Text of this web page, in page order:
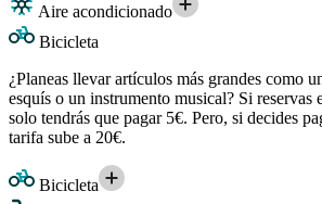
Aire acondicionado
Bicicleta
¿Planeas llevar artículos más grandes como
esquís o un instrumento musical? Si reservas
solo tendrás que pagar 5€. Pero, si decides
tarifa sube a 20€.
Bicicleta